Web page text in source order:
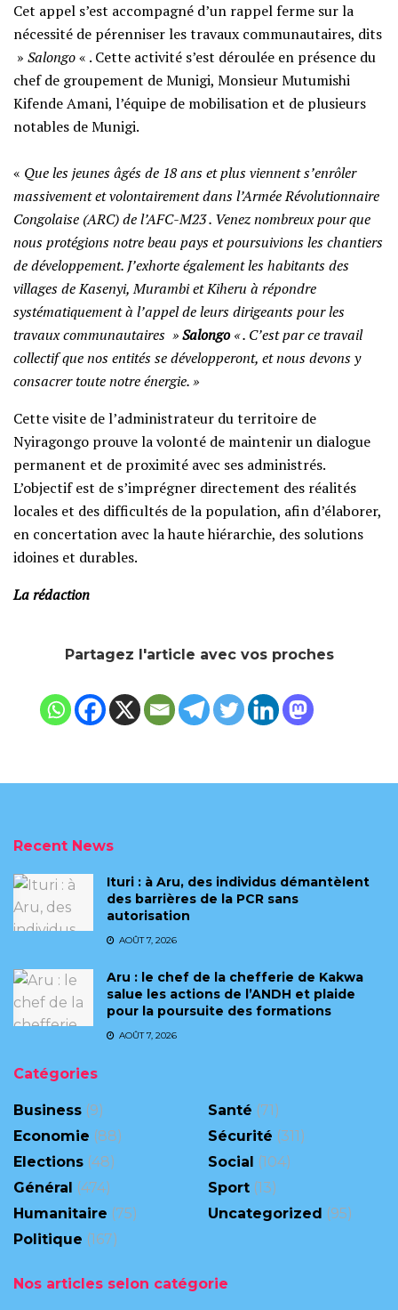
Cet appel s’est accompagné d’un rappel ferme sur la
nécessité de pérenniser les travaux communautaires, dits
» Salongo« . Cette activité s’est déroulée en présence du
chef de groupement de Munigi, Monsieur Mutumishi
Kifende Amani, l’équipe de mobilisation et de plusieurs
notables de Munigi.
‎​« Que les jeunes âgés de 18 ans et plus viennent s’enrôler
massivement et volontairement dans l’Armée Révolutionnaire
Congolaise (ARC) de l’AFC-M23 . Venez nombreux pour que
nous protégions notre beau pays et poursuivions les chantiers
de développement. J’exhorte également les habitants des
villages de Kasenyi, Murambi et Kiheru à répondre
systématiquement à l’appel de leurs dirigeants pour les
travaux communautaires »Salongo« . C’est par ce travail
collectif que nos entités se développeront, et nous devons y
consacrer toute notre énergie. »
‎​Cette visite de l’administrateur du territoire de
Nyiragongo prouve la volonté de maintenir un dialogue
permanent et de proximité avec ses administrés.
L’objectif est de s’imprégner directement des réalités
locales et des difficultés de la population, afin d’élaborer,
en concertation avec la haute hiérarchie, des solutions
idoines et durables.
Larédaction
Partagez l'article avec vos proches
Recent News
Ituri : à Aru, des individus démantèlent
des barrières de la PCR sans
autorisation
AOÛT 7, 2026
Aru : le chef de la chefferie de Kakwa
salue les actions de l’ANDH et plaide
pour la poursuite des formations
AOÛT 7, 2026
Catégories
Business (9)
Economie (88)
Elections (48)
Général (474)
Humanitaire (75)
Politique (167)
Santé (71)
Sécurité (311)
Social (104)
Sport (13)
Uncategorized (95)
Nos articles selon catégorie